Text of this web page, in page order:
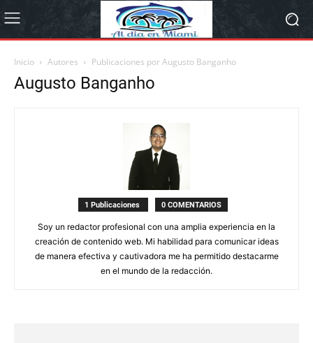
Inicio Autores Publicaciones por Augusto Banganho
Augusto Banganho
1 Publicaciones 0 COMENTARIOS
Soy un redactor profesional con una amplia experiencia en la
creación de contenido web. Mi habilidad para comunicar ideas
de manera efectiva y cautivadora me ha permitido destacarme
en el mundo de la redacción.